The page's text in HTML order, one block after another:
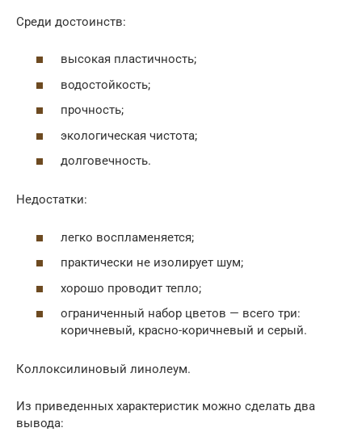
Среди достоинств:
высокая пластичность;
водостойкость;
прочность;
экологическая чистота;
долговечность.
Недостатки:
легко воспламеняется;
практически не изолирует шум;
хорошо проводит тепло;
ограниченный набор цветов — всего три:
коричневый, красно-коричневый и серый.
Коллоксилиновый линолеум.
Из приведенных характеристик можно сделать два
вывода: